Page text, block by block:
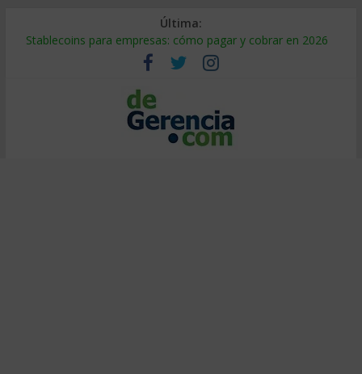
Última:
Stablecoins para empresas: cómo pagar y cobrar en 2026
Despido silencioso: qué es y por qué sale tan caro
IA en selección de personal: cómo auditarla a tiempo
Trabajo forzoso en la cadena de suministro: qué hacer
Mercado hispano de EE. UU.: cómo segmentarlo y venderle